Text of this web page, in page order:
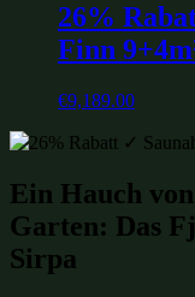
26%
Finn
€9,189.00
Ein Hauch
Garten: Das
Sirpa